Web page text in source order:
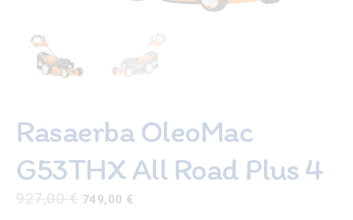
Rasaerba OleoMac
G53THX All Road Plus 4
927,00€ Il
749,00 €